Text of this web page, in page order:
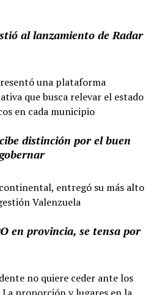
al lanzamiento de Radar
una plataforma
que busca relevar el estado
en cada municipio
distinción por el buen
entregó su más alto
Valenzuela
en provincia, se tensa por
no quiere ceder ante los